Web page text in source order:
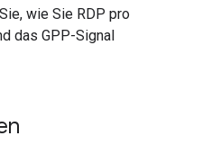
wie Sie RDP pro
das GPP-Signal